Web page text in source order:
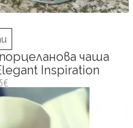
чаша
Inspiration